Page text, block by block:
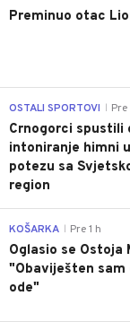
Preminuo otac
OSTALI SPORTOVI Pre
Crnogorci spustili
intoniranje himni
potezu sa
region
KOŠARKA Pre 1 h
Oglasio se Ostoja
"Obaviješten sam
ode"